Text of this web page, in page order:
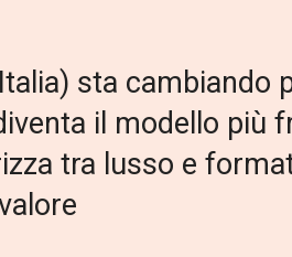
sta
il modello
tra lusso e